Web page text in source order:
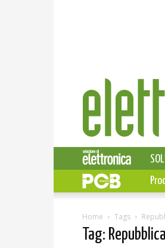
Elettronica
News
Home Tags
Tag: